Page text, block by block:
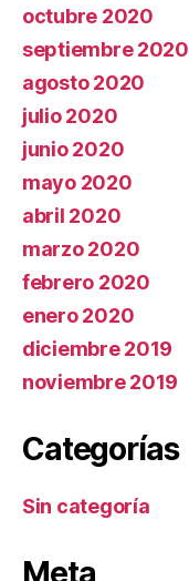
octubre 2020
septiembre 2020
agosto 2020
julio 2020
junio 2020
mayo 2020
abril 2020
marzo 2020
febrero 2020
enero 2020
diciembre 2019
noviembre 2019
Categorías
Sin categoría
Meta